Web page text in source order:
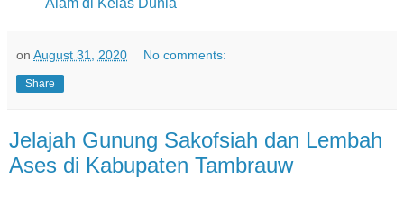
Alam di Kelas Dunia
on August 31, 2020 No comments:
Share
Jelajah Gunung Sakofsiah dan Lembah
Ases di Kabupaten Tambrauw